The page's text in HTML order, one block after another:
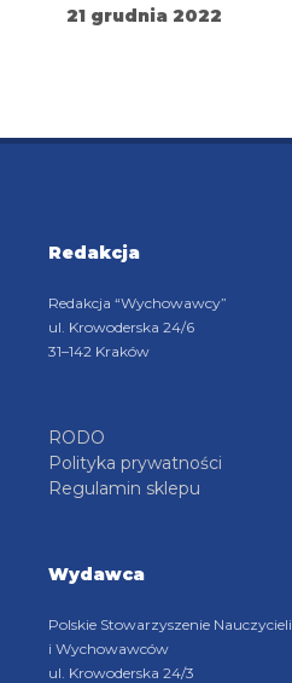
21 grudnia 2022
Redakcja
Redakcja “Wychowawcy”
ul. Krowoderska 24/6
31–142 Kraków
RODO
Polityka prywatności
Regulamin sklepu
Wydawca
Polskie Stowarzyszenie Nauczycieli
i Wychowawców
ul. Krowoderska 24/3